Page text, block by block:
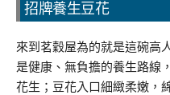
招牌養生豆花
來到茗穀屋為的就是這碗高
是健康、無負擔的養生路線
花生；豆花入口細緻柔嫩，